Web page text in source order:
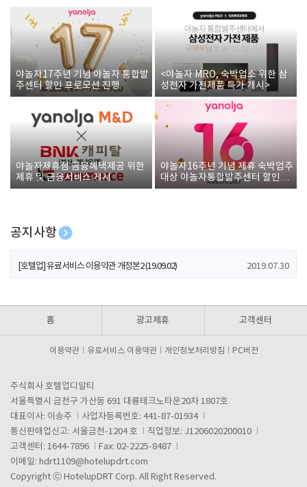
야놀자17주년 기념 야놀자 통합발
주센터 할인 프로모션 진행
<야놀자 MRO, 숙박업소 위한 삼
성전자 가전제품 특가 개시>
야놀자제휴점 금융혜택제공 위한
제휴 및 금융서비스 게시
야놀자16주년 기념 제휴 숙박업주
대상 야놀자통합발주센터 할인쿠
폰 증정
공지사항
[호텔업] 개인정보 처리방침 개정본1 (19.09.02)
[호텔업] 유료서비스 이용약관 개정본2 (19.09.02) 2019.07.30
홈 광고제휴 고객센터
이용약관 유료서비스 이용약관 개인정보처리방침 PC버전
주식회사 호텔업디알티
서울특별시 금천구 가산동 691 대륭테크노타운20차 1807호
대표이사: 이송주
사업자등록번호: 441-87-01934
통신판매업신고: 서울금천-1204 호
직업정보: J1206020200010
고객센터: 1644-7896
Fax: 02-2225-8487
이메일: hdrt1109@hotelupdrt.com
Copyright ⓒ HotelupDRT Corp. All Right Reserved.